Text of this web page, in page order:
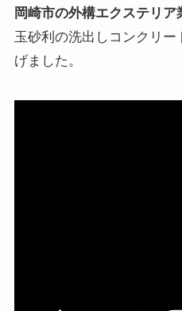
岡崎市の外構エクステリ
玉砂利の洗出しコンクリ
げました。